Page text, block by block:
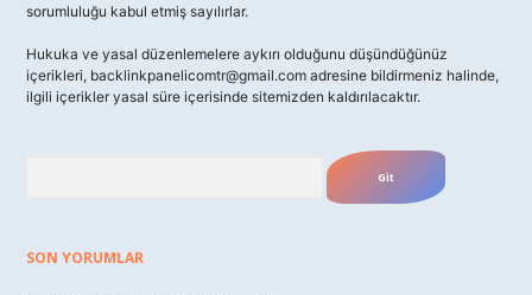
sorumluluğu kabul etmiş sayılırlar.
Hukuka ve yasal düzenlemelere aykırı olduğunu düşündüğünüz
içerikleri, backlinkpanelicomtr@gmail.com adresine bildirmeniz halinde,
ilgili içerikler yasal süre içerisinde sitemizden kaldırılacaktır.
SON YORUMLAR